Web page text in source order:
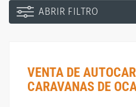
ABRIR FILTRO
VENTA DE
CARAVANAS DE